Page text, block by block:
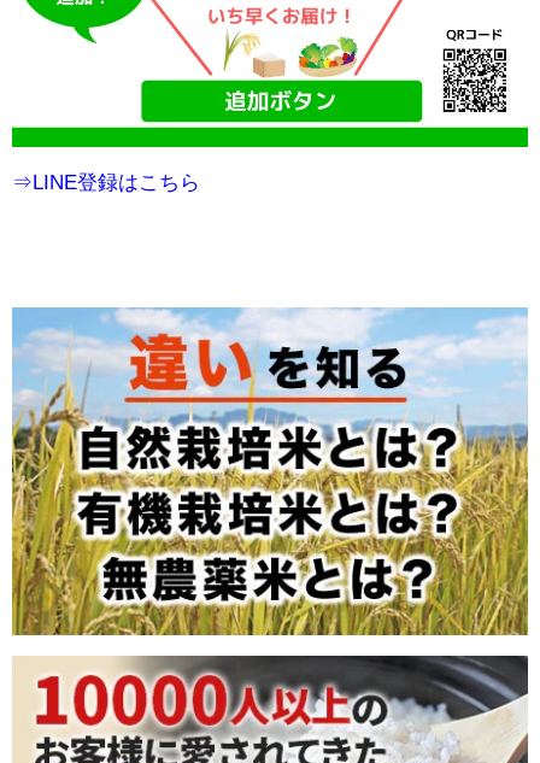
⇒LINE登録はこちら